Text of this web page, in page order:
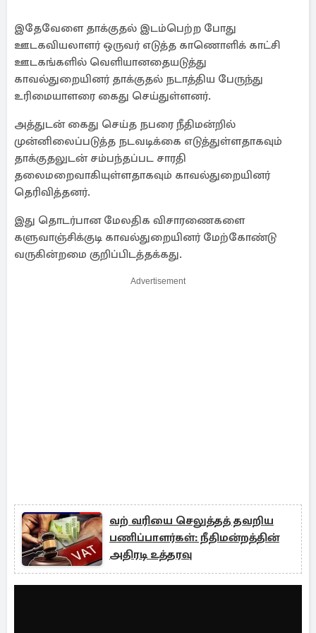
இதேவேளை தாக்குதல் இடம்பெற்ற போது
ஊடகவியலாளர் ஒருவர் எடுத்த காணொளிக் காட்சி
ஊடகங்களில் வெளியானதையடுத்து
காவல்துறையினர் தாக்குதல் நடாத்திய பேருந்து
உரிமையாளரை கைது செய்துள்ளனர்.
அத்துடன் கைது செய்த நபரை நீதிமன்றில்
முன்னிலைப்படுத்த நடவடிக்கை எடுத்துள்ளதாகவும்
தாக்குதலுடன் சம்பந்தப்பட சாரதி
தலைமறைவாகியுள்ளதாகவும் காவல்துறையினர்
தெரிவித்தனர்.
இது தொடர்பான மேலதிக விசாரணைகளை
களுவாஞ்சிக்குடி காவல்துறையினர் மேற்கோண்டு
வருகின்றமை குறிப்பிடத்தக்கது.
Advertisement
வற் வரியை செலுத்தத் தவறிய
பணிப்பாளர்கள்: நீதிமன்றத்தின்
அதிரடி உத்தரவு